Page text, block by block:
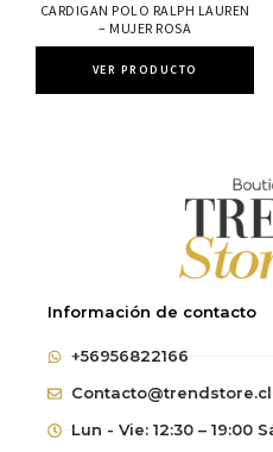
CARDIGAN POLO RALPH LAUREN
– MUJER ROSA
VER PRODUCTO
Información de contacto
+56956822166
Contacto@trendstore.cl
Lun - Vie: 12:30 – 19:00